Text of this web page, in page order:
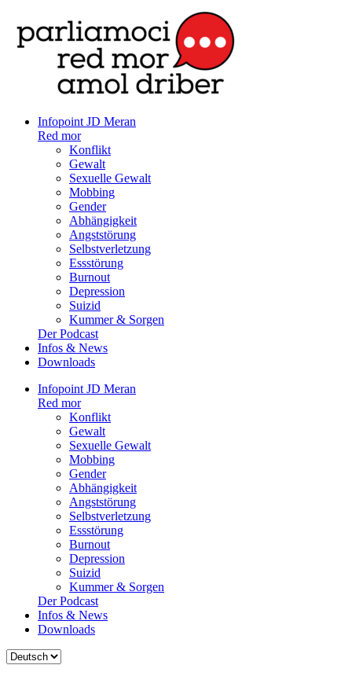
Infopoint JD Meran
Red mor
Konflikt
Gewalt
Sexuelle Gewalt
Mobbing
Gender
Abhängigkeit
Angststörung
Selbstverletzung
Essstörung
Burnout
Depression
Suizid
Kummer & Sorgen
Der Podcast
Infos & News
Downloads
Infopoint JD Meran
Red mor
Konflikt
Gewalt
Sexuelle Gewalt
Mobbing
Gender
Abhängigkeit
Angststörung
Selbstverletzung
Essstörung
Burnout
Depression
Suizid
Kummer & Sorgen
Der Podcast
Infos & News
Downloads
Sprache